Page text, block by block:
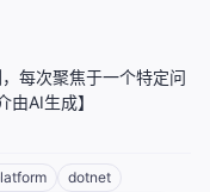
每次聚焦于一个特定问
AI生成】
dotnet